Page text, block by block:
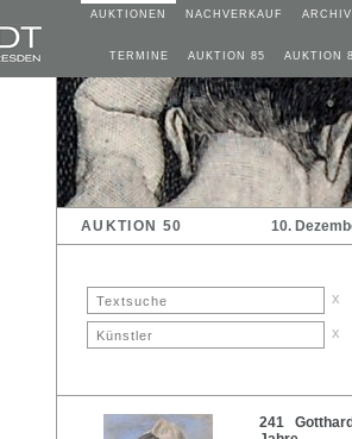
AUKTIONEN NACHVERKAUF ARCHIV
TERMINE AUKTION 85 AUKTION
AUKTION 50 10.
x
x
241